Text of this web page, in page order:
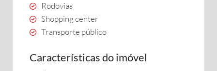
Rodovias
Shopping center
Transporte público
Características do imóvel